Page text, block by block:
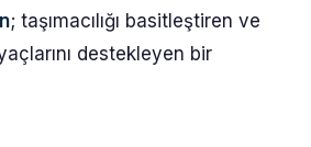
; taşımacılığı basitleştiren ve
destekleyen bir